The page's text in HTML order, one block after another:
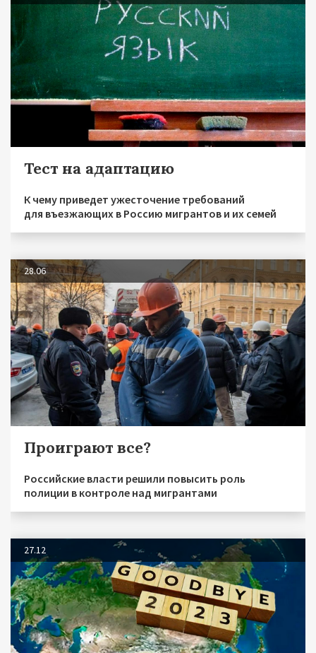
Тест на адаптацию
К чему приведет ужесточение требований
для въезжающих в Россию мигрантов и их семей
28.06
Проиграют все?
Российские власти решили повысить роль
полиции в контроле над мигрантами
27.12